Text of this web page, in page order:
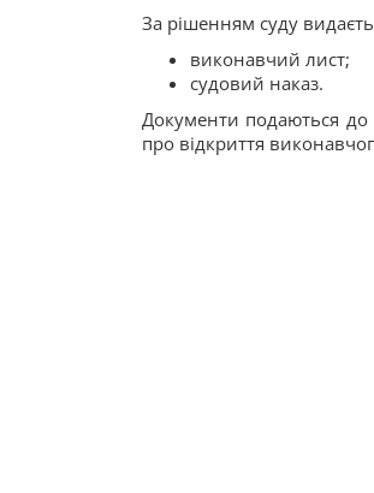
За рішенням суду
виконавчий лист;
судовий наказ.
Документи подаються до
про відкриття